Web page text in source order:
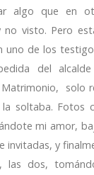
algo que en
visto. Pero
uno de los
del
solo
soltaba. Fotos
mi amor,
invitadas, y
las dos,